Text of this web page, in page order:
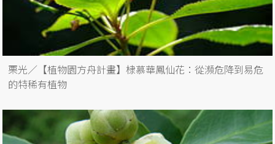
栗光／【植物園方舟計畫】棣慕華鳳仙花：從瀕危降到易危
的特稀有植物